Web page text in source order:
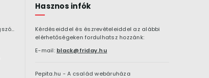
Bluetooth hangszóró
Hasznos infók
Kérdéseiddel és észrevételeiddel az alábbi
elérhetőségeken fordulhatsz hozzánk:
E-mail: black@friday.hu
Pepita.hu - A család webáruháza